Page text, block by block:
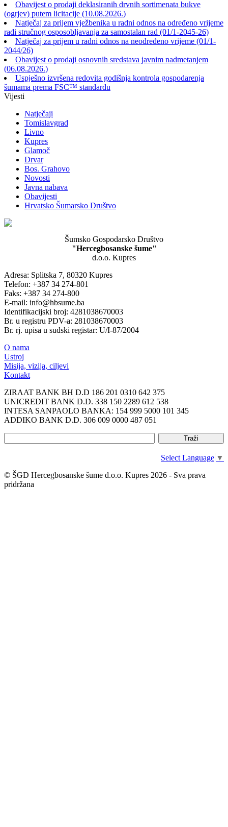
Obavijest o prodaji deklasiranih drvnih sortimenata bukve
(ogrjev) putem licitacije (10.08.2026.)
Natječaj za prijem vježbenika u radni odnos na određeno vrijeme
radi stručnog osposobljavanja za samostalan rad (01/1-2045-26)
Natječaj za prijem u radni odnos na neodređeno vrijeme (01/1-
2044/26)
Obavijest o prodaji osnovnih sredstava javnim nadmetanjem
(06.08.2026.)
Uspješno izvršena redovita godišnja kontrola gospodarenja
šumama prema FSC™ standardu
Vijesti
Natječaji
Tomislavgrad
Livno
Kupres
Glamoč
Drvar
Bos. Grahovo
Novosti
Javna nabava
Obavijesti
Hrvatsko Šumarsko Društvo
Šumsko Gospodarsko Društvo
"Hercegbosanske šume"
d.o.o. Kupres
Adresa: Splitska 7, 80320 Kupres
Telefon: +387 34 274-801
Faks: +387 34 274-800
E-mail: info@hbsume.ba
Identifikacijski broj: 4281038670003
Br. u registru PDV-a: 281038670003
Br. rj. upisa u sudski registar: U/I-87/2004
O nama
Ustroj
Misija, vizija, ciljevi
Kontakt
ZIRAAT BANK BH D.D 186 201 0310 642 375
UNICREDIT BANK D.D. 338 150 2289 612 538
INTESA SANPAOLO BANKA: 154 999 5000 101 345
ADDIKO BANK D.D. 306 009 0000 487 051
Select Language ▼
© ŠGD Hercegbosanske šume d.o.o. Kupres 2026 - Sva prava
pridržana